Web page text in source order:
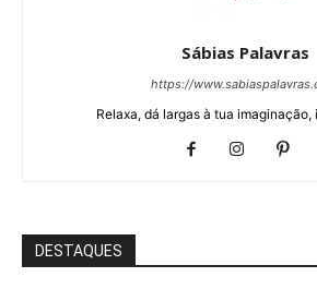
Sábias Palavras
https://
Relaxa, dá largas à tua
DESTAQUES